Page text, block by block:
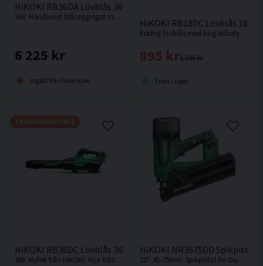
HiKOKI RB36DA Lövblås 36V
36V. Handburet blåsaggregat med hög blåskapacitet.
6 225 kr
Utgått från Tillverkare
HiKOKI RB18DC Lövblås 18V
Kraftig lövblås med hög blåsstyrka från HiKOKI. Levereras utan batteri & laddare.
1 195 kr
895 kr
Finns i lager
HiKOKI RB36DC Lövblås 36V
36V. Nyhet från HiKOKI. Nya RB36DC ersätter tidigare modellen RB36DA. Med en blåshastighet på imponerande 71,5 m/s klarar denna modell effektivt att hantera och blåsa bort stora mängder löv. Levereras utan batteri och laddare.
TRÄDGÅRDSDEALS
HiKOKI NR3675DD Spikpistol
21º. 45-75mm. Spikpistol för Duplexbandade blanka dubbelhuvudspikar för formsättning, tillfällig infästning etc. Levereras utan batteri och laddare.